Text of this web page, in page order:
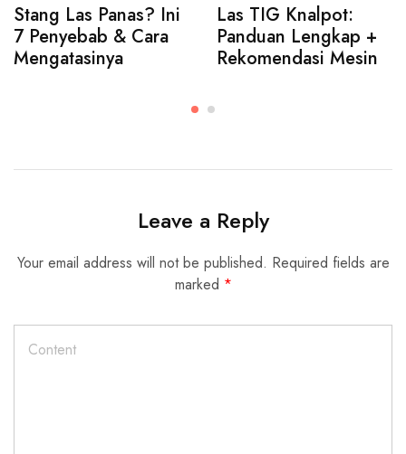
Stang Las Panas? Ini
7 Penyebab & Cara
Mengatasinya
Las TIG Knalpot:
Panduan Lengkap +
Rekomendasi Mesin
Leave a Reply
Your email address will not be published. Required fields are
marked *